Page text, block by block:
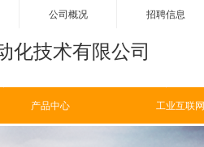
ꀹ
产品中心 工业互联网
化技术有限公司
公司概况 招聘信息